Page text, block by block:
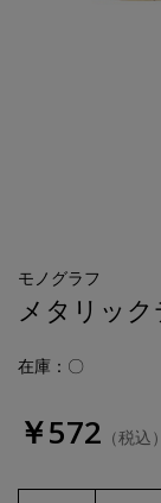
モノグラフ
メタリッ
在庫：〇
￥572 （税込）